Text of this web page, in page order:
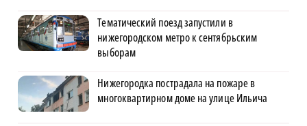
Тематический поезд запустили в
нижегородском метро к сентябрьским
выборам
Нижегородка пострадала на пожаре в
многоквартирном доме на улице Ильича